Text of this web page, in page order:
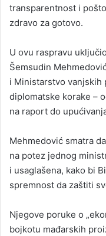
transparentnost i
zdravo za gotovo.
U ovu raspravu
Šemsudin
i Ministarstvo vanjskih
diplomatske korake –
na raport do
Mehmedović smatra
na potez jednog
i usaglašena, kako bi
spremnost da zaštiti
Njegove poruke o
bojkotu mađarskih